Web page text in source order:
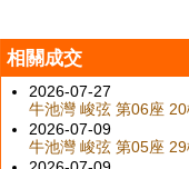
相關成交
2026-07-27
牛池灣 峻弦 第06座
2026-07-09
牛池灣 峻弦 第05座